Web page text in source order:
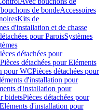
de bondeAccessoires
Kits de
d'installation et de chasse
pour ParoisSystèmes
détachées pour
Pièces détachées pour Eléments
pour WCPièces détachées pour
d'installation pour
d'installation pour
bidetsPièces détachées pour
Eléments d'installation pour